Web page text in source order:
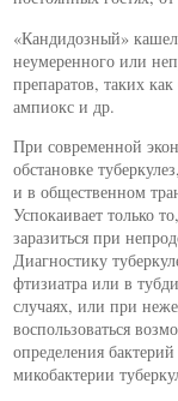
«Кандидозный»
неумеренного или
препаратов, таких
ампиокс и др.
При современной
обстановке
и в общественном
Успокаивает только
заразиться при
Диагностику
фтизиатра или в
случаях, или при
воспользоваться
определения
микобактерии